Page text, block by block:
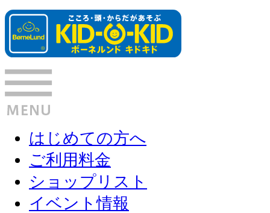
はじめての方へ
ご利用料金
ショップリスト
イベント情報